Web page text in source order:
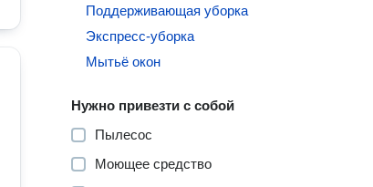
Поддерживающая уборка
Экспресс-уборка
Мытьё окон
Нужно привезти с собой
Пылесос
Моющее средство